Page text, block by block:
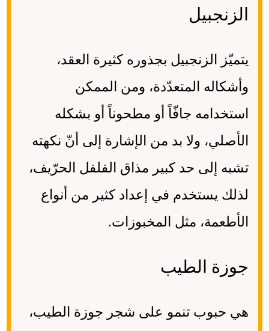
الزنجبيل
يتميّز الزنجبيل بجذوره كثيرة العقد،
وأشكاله المتعدّدة، ومن الممكن
استخدامه جافّاً أو مطحوناً أو بشكله
الأصلي، ولا بد من الإشارة إلى أنّ نكهته
تشبه إلى حد كبير مذاق الفلفل الحرّيف،
لذلك يستخدم في إعداد كثير من أنواع
الأطعمة، مثل المخبوزات.
جوزة الطيب
هي حبوب تنمو على شجر جوزة الطيب،